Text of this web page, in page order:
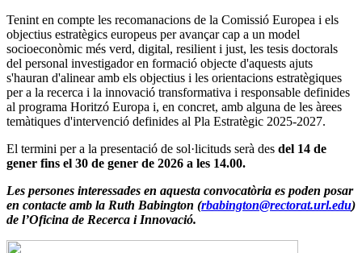
Tenint en compte les recomanacions de la Comissió Europea i els
objectius estratègics europeus per avançar cap a un model
socioeconòmic més verd, digital, resilient i just, les tesis doctorals
del personal investigador en formació objecte d'aquests ajuts
s'hauran d'alinear amb els objectius i les orientacions estratègiques
per a la recerca i la innovació transformativa i responsable definides
al programa Horitzó Europa i, en concret, amb alguna de les àrees
temàtiques d'intervenció definides al Pla Estratègic 2025-2027.
El termini per a la presentació de sol·licituds serà des del 14 de
gener fins el 30 de gener de 2026 a les 14.00.
Les persones interessades en aquesta convocatòria es poden posar
en contacte amb la Ruth Babington (rbabington@rectorat.url.edu)
de l’Oficina de Recerca i Innovació.